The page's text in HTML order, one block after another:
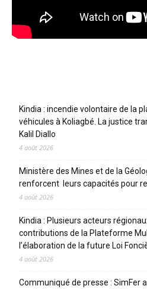
Kindia : incendie volontaire de la
véhicules à Koliagbé. La justice
Kalil Diallo
4 août 2026
Ministère des Mines et de la
renforcent leurs capacités pour
4 août 2026
Kindia : Plusieurs acteurs
contributions de la Plateforme
l’élaboration de la future Loi
4 août 2026
Communiqué de presse : SimFer